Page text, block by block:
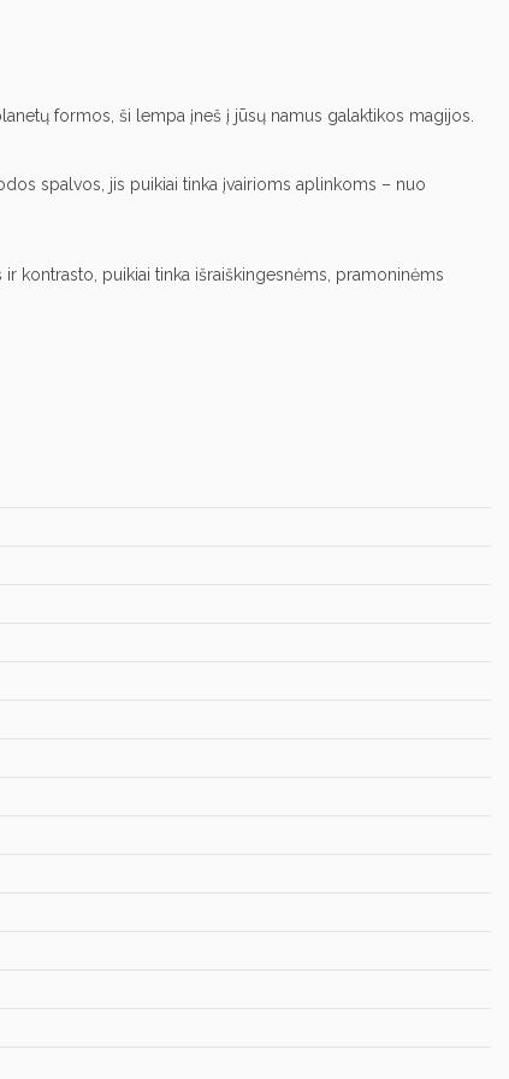
formos, ši lempa įneš į jūsų namus galaktikos magijos.
spalvos, jis puikiai tinka įvairioms aplinkoms – nuo
kontrasto, puikiai tinka išraiškingesnėms, pramoninėms